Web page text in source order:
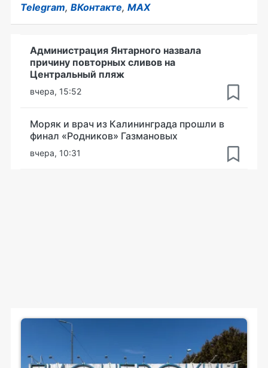
Telegram, ВКонтакте, MAX
Администрация Янтарного назвала
причину повторных сливов на
Центральный пляж
вчера, 15:52
Моряк и врач из Калининграда прошли в
финал «Родников» Газмановых
вчера, 10:31